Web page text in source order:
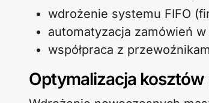
wdrożenie systemu FIFO
automatyzacja zamówień
współpraca z
Optymalizacja kosztów